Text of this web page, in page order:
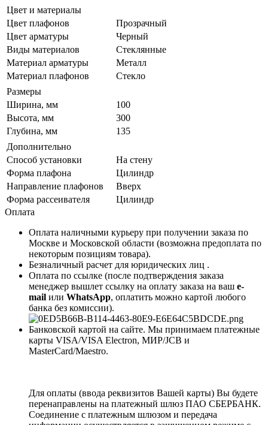
Цвет и материалы
Цвет плафонов
Прозрачный
Цвет арматуры
Черный
Виды материалов
Стеклянные
Материал арматуры
Металл
Материал плафонов
Стекло
Размеры
Ширина, мм
100
Высота, мм
300
Глубина, мм
135
Дополнительно
Способ установки
На стену
Форма плафона
Цилиндр
Направление плафонов
Вверх
Форма рассеивателя
Цилиндр
Оплата
Оплата наличными курьеру при получении заказа по
Москве и Московской области (возможна предоплата по
некоторым позициям товара).
Безналичный расчет для юридических лиц .
Оплата по ссылке (после подтверждения заказа
менеджер вышлет ссылку на оплату заказа на ваш e-
mail или WhatsApp, оплатить можно картой любого
банка без комиссии).
Банковской картой на сайте. Мы принимаем платежные
карты VISA/VISA Electron, МИР/JCB и
MasterCard/Maestro.
Для оплаты (ввода реквизитов Вашей карты) Вы будете
перенаправлены на платежный шлюз ПАО СБЕРБАНК.
Соединение с платежным шлюзом и передача